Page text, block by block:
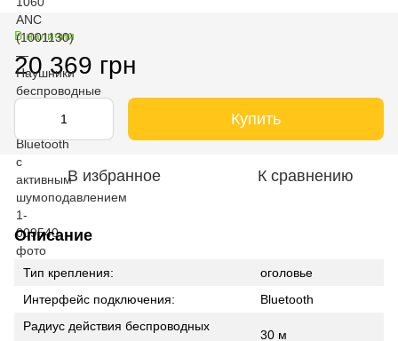
В наличии
20 369 грн
Купить
В избранное К сравнению
Описание
Тип крепления:
оголовье
Интерфейс подключения:
Bluetooth
Радиус действия беспроводных
30 м